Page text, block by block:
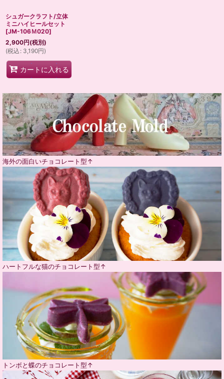
シュガークラフト/立体
ミニハイヒールセット
[JM-106Ｍ020]
2,900円(税別)
(税込 : 3,190円)
カートに入れる
海外の面白いチョコレート型↑
ハートフルな猫のチョコレート型↑
トンボと蝶のチョコレート型↑